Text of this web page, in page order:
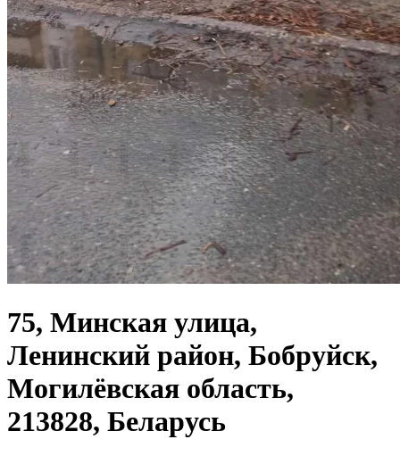
75, Минская улица,
Ленинский район, Бобруйск,
Могилёвская область,
213828, Беларусь